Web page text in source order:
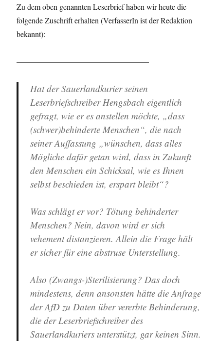
Zu dem oben genannten Leserbrief haben wir heute die
folgende Zuschrift erhalten (VerfasserIn ist der Redaktion
bekannt):
—————————————————
Hat der Sauerlandkurier seinen
Leserbriefschreiber Hengsbach eigentlich
gefragt, wie er es anstellen möchte, „dass
(schwer)behinderte Menschen“, die nach
seiner Auffassung „wünschen, dass alles
Mögliche dafür getan wird, dass in Zukunft
den Menschen ein Schicksal, wie es Ihnen
selbst beschieden ist, erspart bleibt“?
Was schlägt er vor? Tötung behinderter
Menschen? Nein, davon wird er sich
vehement distanzieren. Allein die Frage hält
er sicher für eine abstruse Unterstellung.
Also (Zwangs-)Sterilisierung? Das doch
mindestens, denn ansonsten hätte die Anfrage
der AfD zu Daten über vererbte Behinderung,
die der Leserbriefschreiber des
Sauerlandkuriers unterstützt, gar keinen Sinn.